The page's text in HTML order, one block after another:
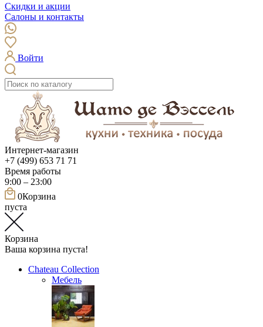
Скидки и акции
Салоны и контакты
Войти
Интернет-магазин
+7 (499) 653 71 71
Время работы
9:00 – 23:00
0Корзина
пуста
Корзина
Ваша корзина пуста!
Chateau Collection
Мебель